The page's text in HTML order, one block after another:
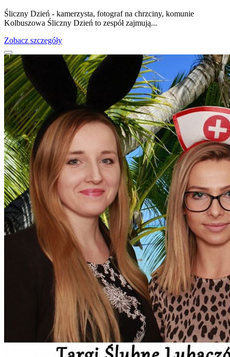
Śliczny Dzień - kamerzysta, fotograf na chrzciny, komunie
Kolbuszowa Śliczny Dzień to zespół zajmują...
Zobacz szczegóły